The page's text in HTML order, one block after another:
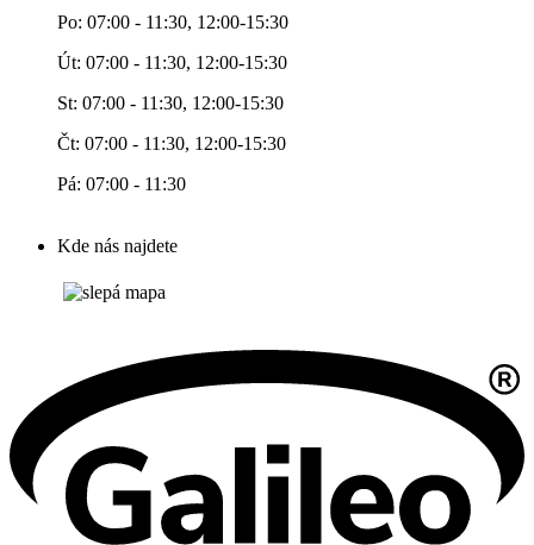
Po: 07:00 - 11:30, 12:00-15:30
Út: 07:00 - 11:30, 12:00-15:30
St: 07:00 - 11:30, 12:00-15:30
Čt: 07:00 - 11:30, 12:00-15:30
Pá: 07:00 - 11:30
Kde nás najdete